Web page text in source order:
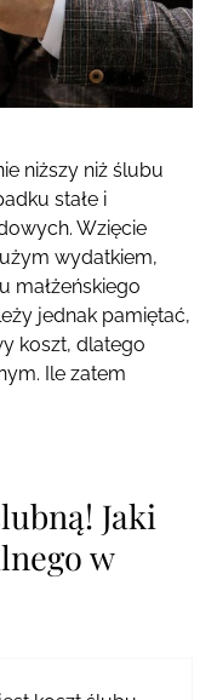
niższy niż ślubu
stałe i
Wzięcie
wydatkiem,
małżeńskiego
jednak pamiętać,
koszt, dlatego
Ile zatem
Jaki
w